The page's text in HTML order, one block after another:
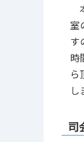
室
す
時
ら
し
司